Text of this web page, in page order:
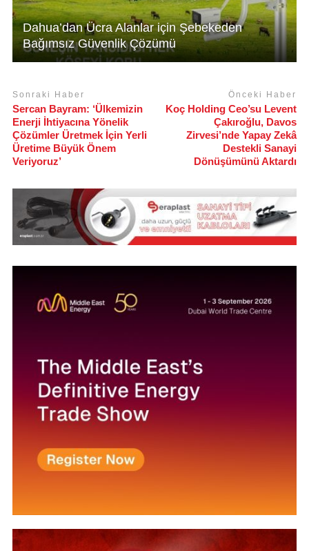
Dahua’dan Ücra Alanlar için Şebekeden
Bağımsız Güvenlik Çözümü
Sonraki Haber
Sercan Bayram: ‘Ülkemizin
Enerji İhtiyacına Yönelik
Çözümler Üretmek İçin Yerli
Üretime Büyük Önem
Veriyoruz’
Önceki Haber
Koç Holding Ceo’su Levent
Çakıroğlu, Davos
Zirvesi’nde Yapay Zekâ
Destekli Sanayi
Dönüşümünü Aktardı